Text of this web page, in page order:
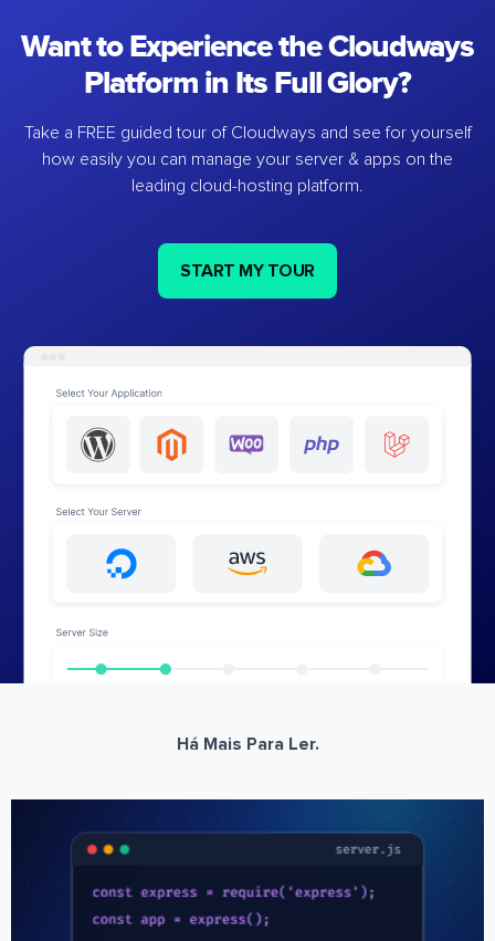
Want to Experience the Cloudways
Platform in Its Full Glory?
Take a FREE guided tour of Cloudways and see for yourself
how easily you can manage your server & apps on the
leading cloud-hosting platform.
START MY TOUR
Há Mais Para Ler.